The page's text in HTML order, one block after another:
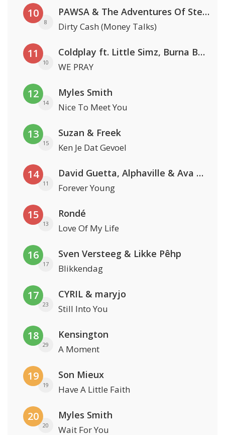
10
8
PAWSA & The Adventures Of Stevie V
Dirty Cash (Money Talks)
11
10
Coldplay ft. Little Simz, Burna Boy, Elyanna & Tini
WE PRAY
12
14
Myles Smith
Nice To Meet You
13
15
Suzan & Freek
Ken Je Dat Gevoel
14
11
David Guetta, Alphaville & Ava Max
Forever Young
15
13
Rondé
Love Of My Life
16
17
Sven Versteeg & Likke Pêhp
Blikkendag
17
23
CYRIL & maryjo
Still Into You
18
29
Kensington
A Moment
19
19
Son Mieux
Have A Little Faith
20
20
Myles Smith
Wait For You